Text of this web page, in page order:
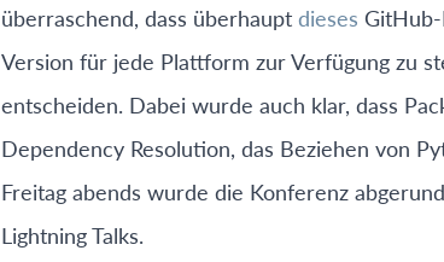
überraschend, dass überhaupt dieses
Version für jede Plattform zur Verfügung zu
entscheiden. Dabei wurde auch klar, dass
Dependency Resolution, das Beziehen von
Freitag abends wurde die Konferenz
Lightning Talks.